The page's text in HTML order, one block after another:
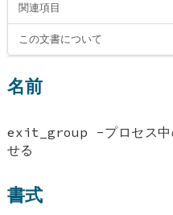
関連項目
この文書について
名前
exit_group -プロセス中
せる
書式